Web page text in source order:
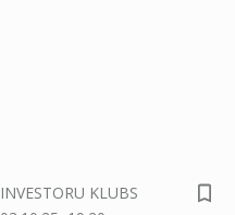
INVESTORU KLUBS